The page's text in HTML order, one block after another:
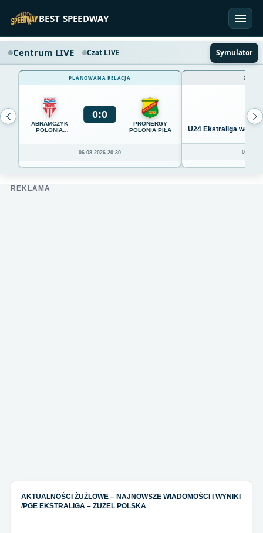
BEST SPEEDWAY
Centrum LIVE Czat LIVE Symulator
PLANOWANA RELACJA
ABRAMCZYK
POLONIA
0:0
PRONERGY
POLONIA PIŁA
06.08.2026 20:30
U24 Ekstraliga we
REKLAMA
AKTUALNOŚCI ŻUŻLOWE – NAJNOWSZE WIADOMOŚCI I WYNIKI
/PGE EKSTRALIGA – ŻUŻEL POLSKA